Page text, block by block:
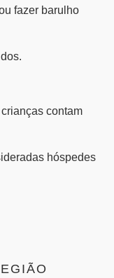
fazer barulho
contam
hóspedes